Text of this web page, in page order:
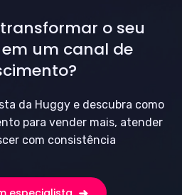
o seu
em um canal de
da Huggy e descubra como
para vender mais, atender
com consistência